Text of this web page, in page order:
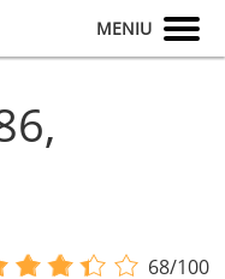
MENIU
68/100